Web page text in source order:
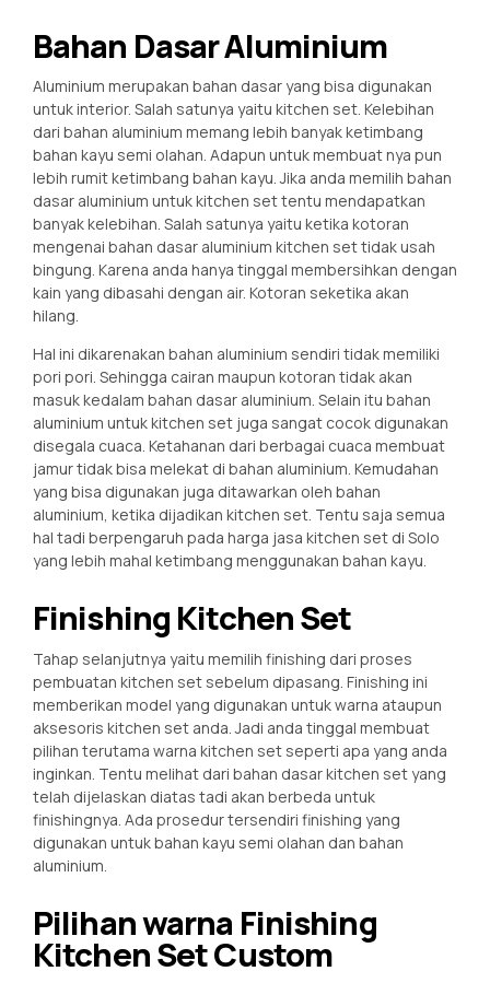
Bahan Dasar Aluminium
Aluminium merupakan bahan dasar yang bisa digunakan
untuk interior. Salah satunya yaitu kitchen set. Kelebihan
dari bahan aluminium memang lebih banyak ketimbang
bahan kayu semi olahan. Adapun untuk membuat nya pun
lebih rumit ketimbang bahan kayu. Jika anda memilih bahan
dasar aluminium untuk kitchen set tentu mendapatkan
banyak kelebihan. Salah satunya yaitu ketika kotoran
mengenai bahan dasar aluminium kitchen set tidak usah
bingung. Karena anda hanya tinggal membersihkan dengan
kain yang dibasahi dengan air. Kotoran seketika akan
hilang.
Hal ini dikarenakan bahan aluminium sendiri tidak memiliki
pori pori. Sehingga cairan maupun kotoran tidak akan
masuk kedalam bahan dasar aluminium. Selain itu bahan
aluminium untuk kitchen set juga sangat cocok digunakan
disegala cuaca. Ketahanan dari berbagai cuaca membuat
jamur tidak bisa melekat di bahan aluminium. Kemudahan
yang bisa digunakan juga ditawarkan oleh bahan
aluminium, ketika dijadikan kitchen set. Tentu saja semua
hal tadi berpengaruh pada harga jasa kitchen set di Solo
yang lebih mahal ketimbang menggunakan bahan kayu.
Finishing Kitchen Set
Tahap selanjutnya yaitu memilih finishing dari proses
pembuatan kitchen set sebelum dipasang. Finishing ini
memberikan model yang digunakan untuk warna ataupun
aksesoris kitchen set anda. Jadi anda tinggal membuat
pilihan terutama warna kitchen set seperti apa yang anda
inginkan. Tentu melihat dari bahan dasar kitchen set yang
telah dijelaskan diatas tadi akan berbeda untuk
finishingnya. Ada prosedur tersendiri finishing yang
digunakan untuk bahan kayu semi olahan dan bahan
aluminium.
Pilihan warna Finishing
Kitchen Set Custom